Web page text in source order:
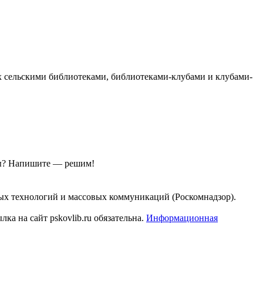
сельскими библиотеками, библиотеками-клубами и клубами-
Напишите — решим!
технологий и массовых коммуникаций (Роскомнадзор).
на сайт pskovlib.ru обязательна. Информационная